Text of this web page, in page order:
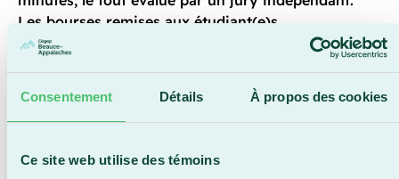
Consentement Détails À propos des cookies
Ce site web utilise des témoins
Les bourses remises aux étudiant(e)s
entrepreneur(e)s visent à soutenir le
développement de leur entreprise ou la réalisation
nouvelles personnes diplômées dans leurs projets